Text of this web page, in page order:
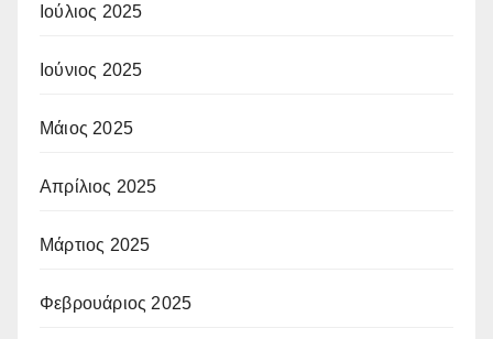
Ιούλιος 2025
Ιούνιος 2025
Μάιος 2025
Απρίλιος 2025
Μάρτιος 2025
Φεβρουάριος 2025